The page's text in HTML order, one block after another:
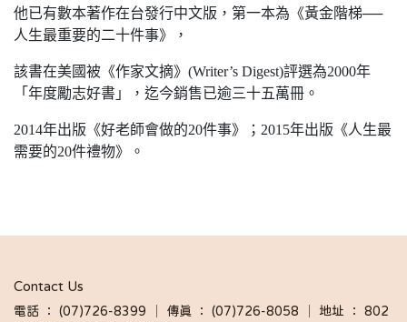
他已有數本著作在台發行中文版，第一本為《黃金階梯──
人生最重要的二十件事》，
該書在美國被《作家文摘》(Writer’s Digest)評選為2000年
「年度勵志好書」，迄今銷售已逾三十五萬冊。
2014年出版《好老師會做的20件事》；2015年出版《人生最
需要的20件禮物》。
Contact Us
電話 ： (07)726-8399 │ 傳真 ： (07)726-8058 │ 地址 ： 802